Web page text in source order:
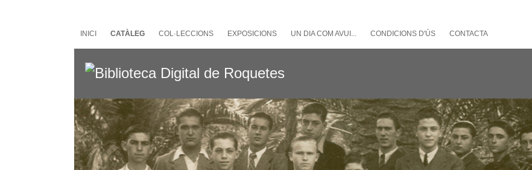
INICI CATÀLEG COL·LECCIONS EXPOSICIONS UN DIA COM AVUI... CONDICIONS D'ÚS CONTACTA